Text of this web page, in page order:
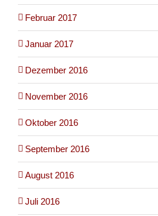
Februar 2017
Januar 2017
Dezember 2016
November 2016
Oktober 2016
September 2016
August 2016
Juli 2016